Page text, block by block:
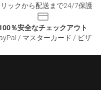
ックから配送まで24/7保護
％安全なチェックアウト
/ マスターカード / ビザ